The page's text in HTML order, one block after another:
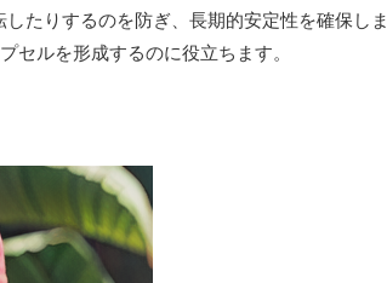
たりするのを防ぎ、長期的安定性を確保しま
セルを形成するのに役立ちます。